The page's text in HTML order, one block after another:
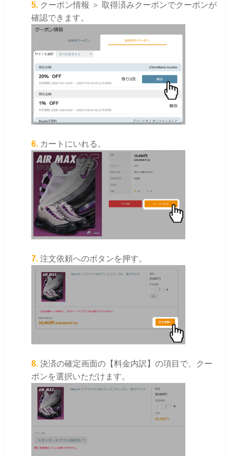
5. クーポン情報 ＞ 取得済みクーポンでクーポンが
確認できます。
6. カートにいれる。
7. 注文依頼へのボタンを押す。
8. 決済の確定画面の【料金内訳】の項目で、クー
ポンを選択いただけます。